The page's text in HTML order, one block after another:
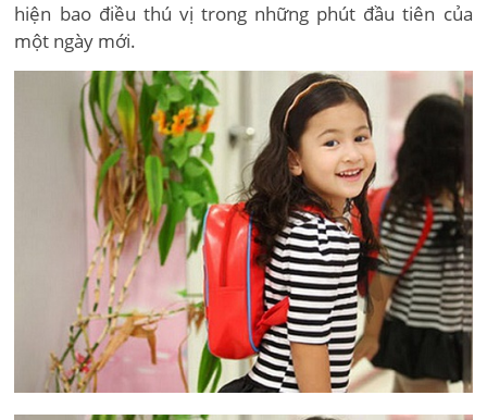
hiện bao điều thú vị trong những phút đầu tiên của
một ngày mới.